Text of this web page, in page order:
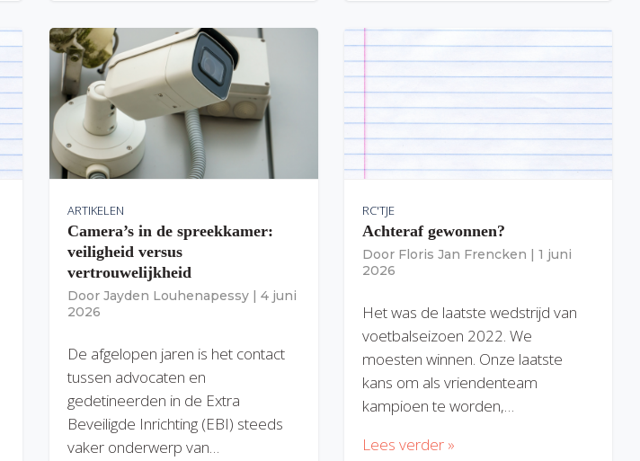
ARTIKELEN
Camera’s in de spreekkamer:
veiligheid versus
vertrouwelijkheid
Door Jayden Louhenapessy | 4 juni
2026
De afgelopen jaren is het contact
tussen advocaten en
gedetineerden in de Extra
Beveiligde Inrichting (EBI) steeds
vaker onderwerp van…
RC'TJE
Achteraf gewonnen?
Door Floris Jan Frencken | 1 juni
2026
Het was de laatste wedstrijd van
voetbalseizoen 2022. We
moesten winnen. Onze laatste
kans om als vriendenteam
kampioen te worden,…
Lees verder »